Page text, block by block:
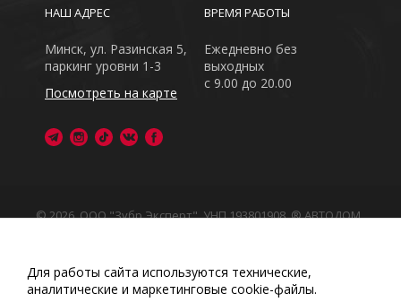
ВРЕМЯ РАБОТЫ
Ежедневно без
выходных
с 9.00 до 20.00
НАШ АДРЕС
Минск, ул. Разинская 5,
паркинг уровни 1-3
Посмотреть на карте
© 2026, ООО "Зубр Эксперт", УНП 193801908. ® АВТОДОМ
Обращаем Ваше внимание на то, что данный интернет-
сайт носит исключительно информационный характер
Любое использование либо копирование материалов
Для работы сайта используются технические,
аналитические и маркетинговые сооkіе-файлы.